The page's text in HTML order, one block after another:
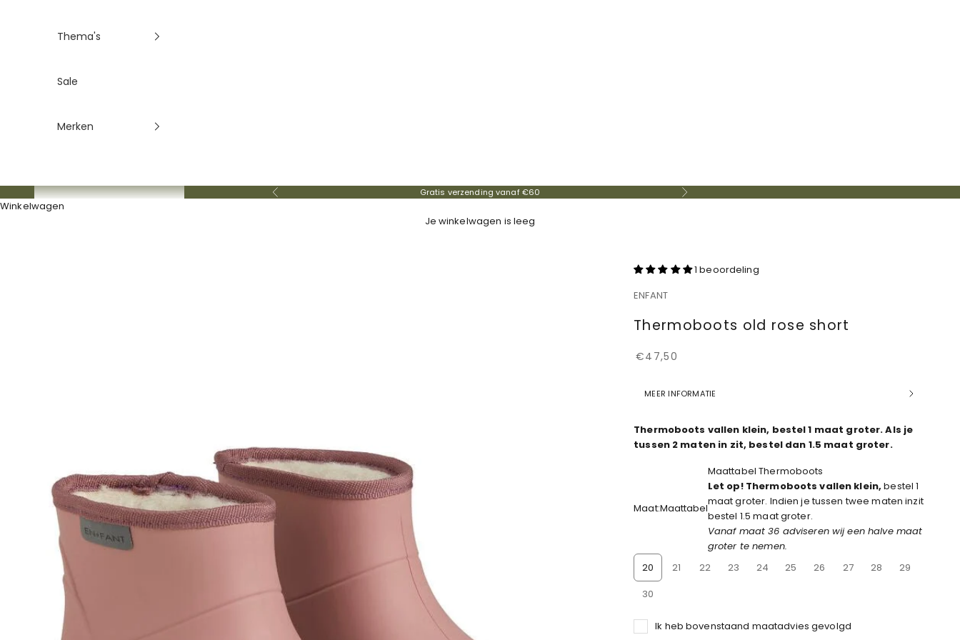
Thema's
Sale
Merken
Vorige Gratis verzending vanaf €60 Volgende
Winkelwagen
Je winkelwagen is leeg
1 beoordeling
ENFANT
Thermoboots old rose short
Aanbiedingsprijs
€47,50
MEER INFORMATIE
Thermoboots vallen klein, bestel 1 maat groter. Als je
tussen 2 maten in zit, bestel dan 1.5 maat groter.
Maat:Maattabel
Maattabel Thermoboots
Let op! Thermoboots vallen klein,bestel 1
maat groter. Indien je tussen twee maten inzit
bestel 1.5 maat groter.
Vanaf maat 36 adviseren wij een halve maat
groter te nemen.
20
21 22 23 24 25 26 27 28
29
30
Ik heb bovenstaand maatadvies gevolgd